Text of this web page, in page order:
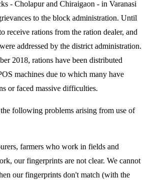
- Cholapur and Chiraigaon - in Varanasi
to the block administration. Until
receive rations from the ration dealer, and
addressed by the district administration.
2018, rations have been distributed
machines due to which many have
or faced massive difficulties.
following problems arising from use of
farmers who work in fields and
our fingerprints are not clear. We cannot
our fingerprints don't match (with the